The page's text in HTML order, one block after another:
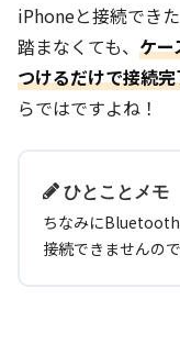
iPhoneと接続でき
踏まなくても、 ケー
つけるだけで接続
らではですよね！
ひとことメモ
ちなみにBluetooth
接続できませんの